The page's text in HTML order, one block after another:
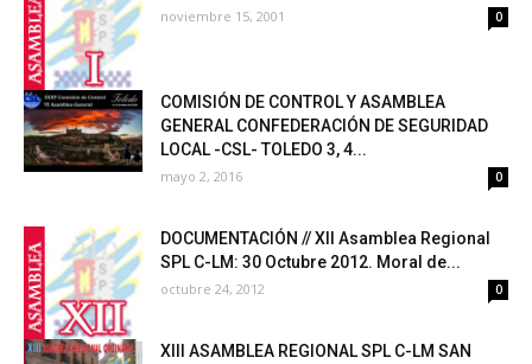
noviembre 15, 2001 0
COMISIÓN DE CONTROL Y ASAMBLEA
GENERAL CONFEDERACIÓN DE SEGURIDAD
LOCAL -CSL- TOLEDO 3, 4...
mayo 2, 2016 0
DOCUMENTACIÓN // XII Asamblea Regional
SPL C-LM: 30 Octubre 2012. Moral de...
octubre 24, 2012 0
XIII ASAMBLEA REGIONAL SPL C-LM SAN